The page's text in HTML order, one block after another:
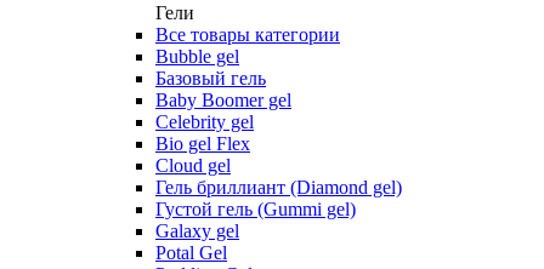
Гели
Все товары категории
Bubble gel
Базовый гель
Baby Boomer gel
Celebrity gel
Bio gel Flex
Cloud gel
Гель бриллиант (Diamond gel)
Густой гель (Gummi gel)
Galaxy gel
Potal Gel